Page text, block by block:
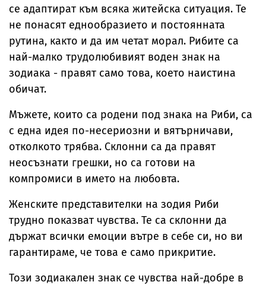
се адаптират към всяка житейска ситуация. Те
не понасят еднообразието и постоянната
рутина, както и да им четат морал. Рибите са
най-малко трудолюбивият воден знак на
зодиака - правят само това, което наистина
обичат.
Мъжете, които са родени под знака на Риби, са
с една идея по-несериозни и вятърничави,
отколкото трябва. Склонни са да правят
неосъзнати грешки, но са готови на
компромиси в името на любовта.
Женските представителки на зодия Риби
трудно показват чувства. Те са склонни да
държат всички емоции вътре в себе си, но ви
гарантираме, че това е само прикритие.
Този зодиакален знак се чувства най-добре в